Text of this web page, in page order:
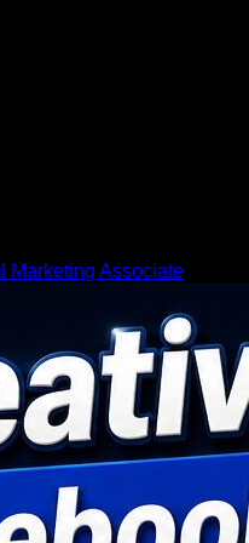
Marketing Associate
Measurement Specialist
Marketing Specialist
Implementation
_ Google
Certification _
ads Certification